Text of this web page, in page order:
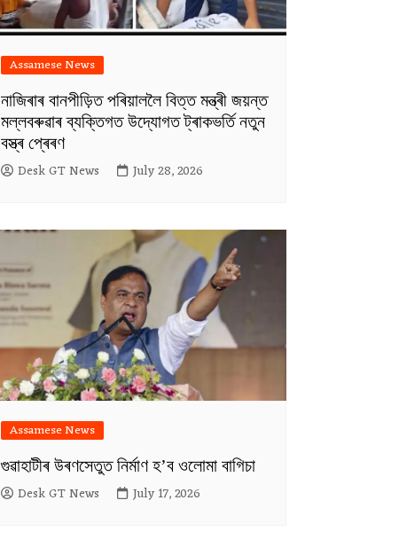
Assamese News
নাজিৰাৰ বানপীড়িত পৰিয়াললৈ বিত্ত মন্ত্ৰী জয়ন্ত
মল্লবৰুৱাৰ ব্যক্তিগত উদ্যোগত ট্ৰাকভৰ্তি নতুন
বস্ত্ৰ প্ৰেৰণ
Desk GT News July 28, 2026
Assamese News
গুৱাহাটীৰ উৰণসেতুত নিৰ্মাণ হ’ব ওলোমা বাগিচা
Desk GT News July 17, 2026